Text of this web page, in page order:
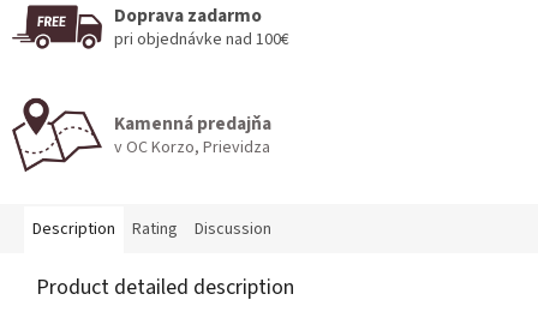
Doprava zadarmo
pri objednávke nad 100€
Kamenná predajňa
v OC Korzo, Prievidza
Description Rating Discussion
Product detailed description